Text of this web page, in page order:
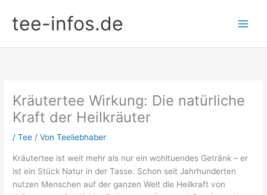
Inhalt
springen
tee-infos.de
Kräutertee Wirkung: Die natürliche
Kraft der Heilkräuter
/Tee / VonTeeliebhaber
Kräutertee ist weit mehr als nur ein wohltuendes Getränk – er
ist ein Stück Natur in der Tasse. Schon seit Jahrhunderten
nutzen Menschen auf der ganzen Welt die Heilkraft von